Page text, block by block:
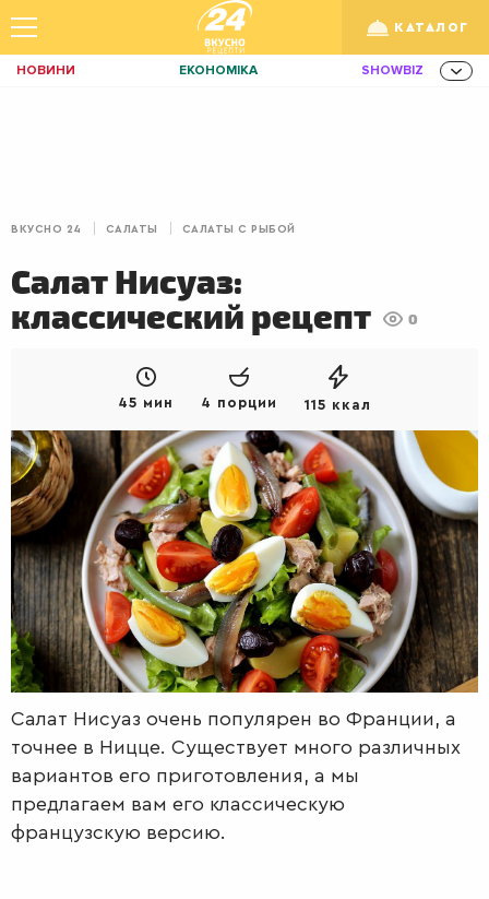
КАТАЛОГ
НОВИНИ ЕКОНОМІКА SHOWBIZ
ІДЕЇ
ІННОВАЦІЇ MEN
ЗБІРНА АКТИВ КОРИСНО
ІНВЕСТИЦІЇ
AUTO
СІМ'Я LIKAR НОВИНИ ЗДОРОВ'Я
РАДІО КРАСА КІНО
LIFESTYLE FASHION ТРАДИЦІЇ
PETS
ВКУСНО 24 САЛАТЫ САЛАТЫ С РЫБОЙ
Салат Нисуаз:
классический рецепт
0
45 мин 4 порции 115 ккал
Салат Нисуаз очень популярен во Франции, а
точнее в Ницце. Существует много различных
вариантов его приготовления, а мы
предлагаем вам его классическую
французскую версию.